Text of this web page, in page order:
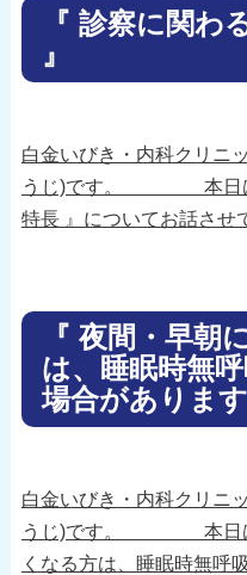
『 診察に関わ
』
白金いびき・内科クリニ
うじ)です。 本日は
特長 』についてお話さ
『 夜間・早朝
は、睡眠時無
場合がありま
白金いびき・内科クリニ
うじ)です。 本日は
くなる方は、睡眠時無呼